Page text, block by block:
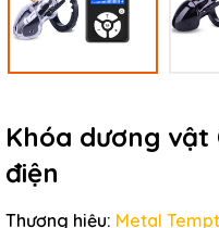
Khóa dương vật
điện
Thương hiệu: Metal